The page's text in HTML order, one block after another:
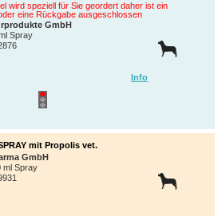
Info
wird speziell für Sie geordert daher ist ein
eine Rückgabe ausgeschlossen
GmbH
Spray
mit Propolis vet.
GmbH
ml Spray